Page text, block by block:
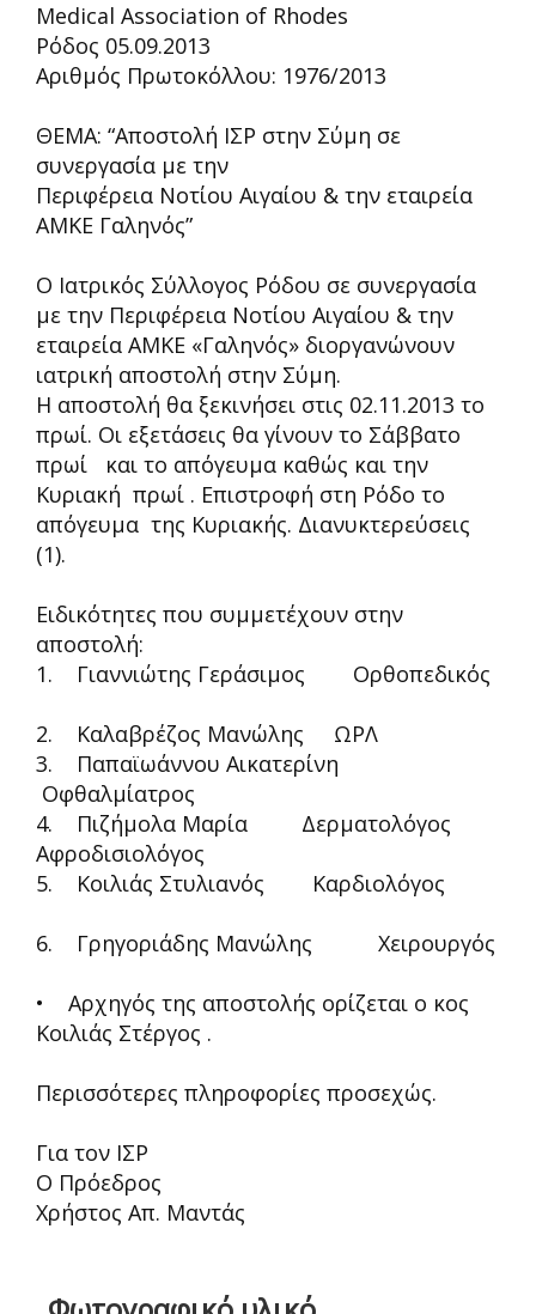
Medical Association of Rhodes
Ρόδος 05.09.2013
Αριθμός Πρωτοκόλλου: 1976/2013
ΘΕΜΑ: “Αποστολή ΙΣΡ στην Σύμη σε
συνεργασία με την
Περιφέρεια Νοτίου Αιγαίου & την εταιρεία
ΑΜΚΕ Γαληνός”
Ο Ιατρικός Σύλλογος Ρόδου σε συνεργασία
με την Περιφέρεια Νοτίου Αιγαίου & την
εταιρεία ΑΜΚΕ «Γαληνός» διοργανώνουν
ιατρική αποστολή στην Σύμη.
Η αποστολή θα ξεκινήσει στις 02.11.2013 το
πρωί. Οι εξετάσεις θα γίνουν το Σάββατο
πρωί και το απόγευμα καθώς και την
Κυριακή πρωί . Επιστροφή στη Ρόδο το
απόγευμα της Κυριακής. Διανυκτερεύσεις
(1).
Ειδικότητες που συμμετέχουν στην
αποστολή:
1. Γιαννιώτης Γεράσιμος Ορθοπεδικός
2. Καλαβρέζος Μανώλης ΩΡΛ
3. Παπαϊωάννου Αικατερίνη
Οφθαλμίατρος
4. Πιζήμολα Μαρία Δερματολόγος
Αφροδισιολόγος
5. Κοιλιάς Στυλιανός Καρδιολόγος
6. Γρηγοριάδης Μανώλης Χειρουργός
• Αρχηγός της αποστολής ορίζεται ο κος
Κοιλιάς Στέργος .
Περισσότερες πληροφορίες προσεχώς.
Για τον ΙΣΡ
Ο Πρόεδρος
Χρήστος Απ. Μαντάς